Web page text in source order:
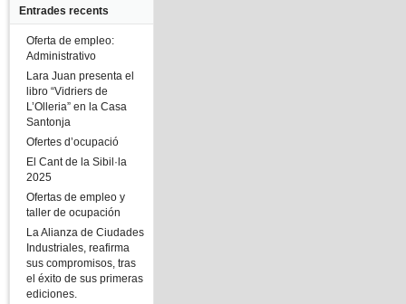
Entrades recents
Oferta de empleo:
Administrativo
Lara Juan presenta el
libro “Vidriers de
L’Olleria” en la Casa
Santonja
Ofertes d’ocupació
El Cant de la Sibil·la
2025
Ofertas de empleo y
taller de ocupación
La Alianza de Ciudades
Industriales, reafirma
sus compromisos, tras
el éxito de sus primeras
ediciones.